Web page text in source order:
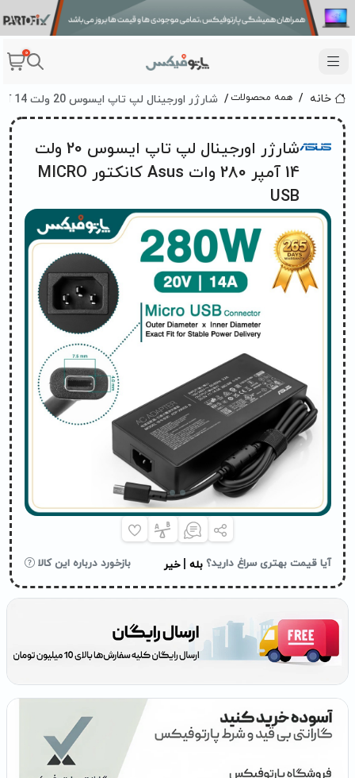
0
خانه همه محصولات شارژر اورجینال لپ تاپ ایسوس 20 ولت 14 آمپر 280 وات Asus کانکتور MICRO USB
شارژر اورجینال لپ تاپ ایسوس 20 ولت
14 آمپر 280 وات Asus کانکتور MICRO
USB
آیا قیمت بهتری سراغ دارید؟ بله خیر بازخورد درباره این کالا